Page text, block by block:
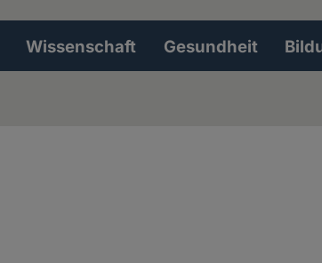
Wissenschaft Gesundheit